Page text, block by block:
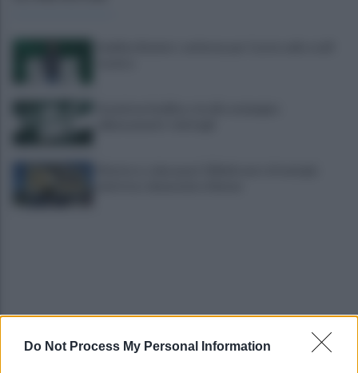
Do Not Process My Personal Information
Maltempo, oggi pomeriggio scatta l'allerta